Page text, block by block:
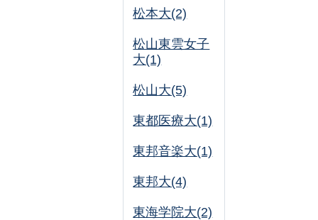
松本大(2)
松山東雲女子
大(1)
松山大(5)
東都医療大(1)
東邦音楽大(1)
東邦大(4)
東海学院大(2)